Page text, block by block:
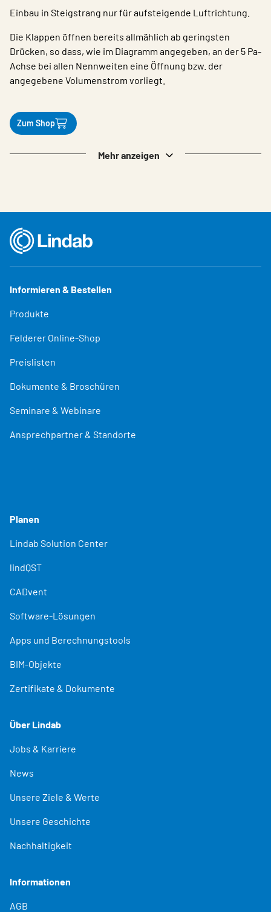
Einbau in Steigstrang nur für aufsteigende Luftrichtung.
Die Klappen öffnen bereits allmählich ab geringsten
Drücken, so dass, wie im Diagramm angegeben, an der 5 Pa-
Achse bei allen Nennweiten eine Öffnung bzw. der
angegebene Volumenstrom vorliegt.
Zum Shop
Mehr anzeigen
Informieren & Bestellen
Produkte
Felderer Online-Shop
Preislisten
Dokumente & Broschüren
Seminare & Webinare
Ansprechpartner & Standorte
Planen
Lindab Solution Center
lindQST
CADvent
Software-Lösungen
Apps und Berechnungstools
BIM-Objekte
Zertifikate & Dokumente
Über Lindab
Jobs & Karriere
News
Unsere Ziele & Werte
Unsere Geschichte
Nachhaltigkeit
Informationen
AGB